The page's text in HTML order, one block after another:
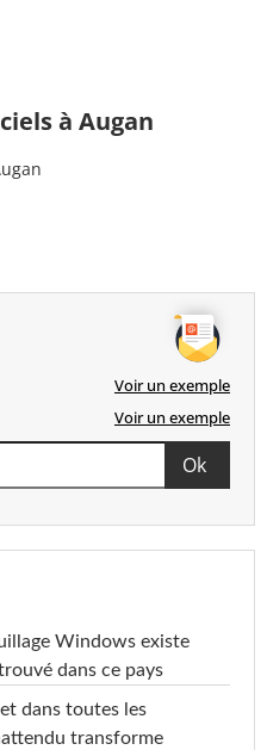
à Augan
Voir un exemple
Voir un exemple
Windows existe
dans ce pays
dans toutes les
transforme